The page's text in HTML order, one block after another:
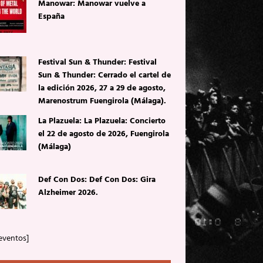
Manowar: Manowar vuelve a
España
Festival Sun & Thunder: Festival
Sun & Thunder: Cerrado el cartel de
la edición 2026, 27 a 29 de agosto,
Marenostrum Fuengirola (Málaga).
La Plazuela: La Plazuela: Concierto
el 22 de agosto de 2026, Fuengirola
(Málaga)
Def Con Dos: Def Con Dos: Gira
Alzheimer 2026.